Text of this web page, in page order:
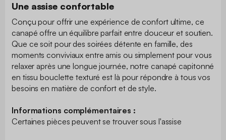
Une assise confortable
Conçu pour offrir une expérience de confort ultime, ce
canapé offre un équilibre parfait entre douceur et soutien.
Que ce soit pour des soirées détente en famille, des
moments conviviaux entre amis ou simplement pour vous
relaxer après une longue journée, notre canapé capitonné
en tissu bouclette texturé est là pour répondre à tous vos
besoins en matière de confort et de style.
Informations complémentaires :
Certaines pièces peuvent se trouver sous l'assise